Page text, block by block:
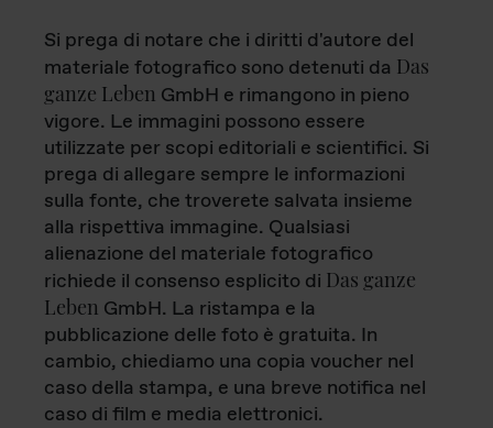
Si prega di notare che i diritti d'autore del
materiale fotografico sono detenuti da Das
ganze Leben GmbH e rimangono in pieno
vigore. Le immagini possono essere
utilizzate per scopi editoriali e scientifici. Si
prega di allegare sempre le informazioni
sulla fonte, che troverete salvata insieme
alla rispettiva immagine. Qualsiasi
alienazione del materiale fotografico
richiede il consenso esplicito di Das ganze
Leben GmbH. La ristampa e la
pubblicazione delle foto è gratuita. In
cambio, chiediamo una copia voucher nel
caso della stampa, e una breve notifica nel
caso di film e media elettronici.